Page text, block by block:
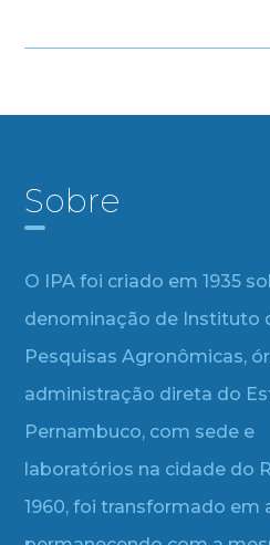
Sobre
O IPA foi criado em 1935
denominação de Instituto
Pesquisas Agronômicas,
administração direta do
Pernambuco, com sede e
laboratórios na cidade do
1960, foi transformado em